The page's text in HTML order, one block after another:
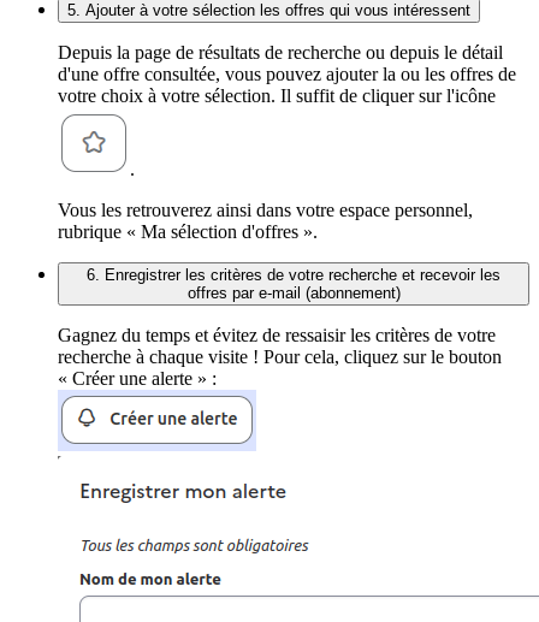
5. Ajouter à votre sélection les offres qui vous intéressent
Depuis la page de résultats de recherche ou depuis le détail
d'une offre consultée, vous pouvez ajouter la ou les offres de
votre choix à votre sélection. Il suffit de cliquer sur l'icône
.
Vous les retrouverez ainsi dans votre espace personnel,
rubrique « Ma sélection d'offres ».
6. Enregistrer les critères de votre recherche et recevoir les
offres par e-mail (abonnement)
Gagnez du temps et évitez de ressaisir les critères de votre
recherche à chaque visite ! Pour cela, cliquez sur le bouton
« Créer une alerte » :